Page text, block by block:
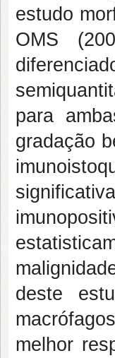
estudo
OMS
para
gradação
deste
melhor